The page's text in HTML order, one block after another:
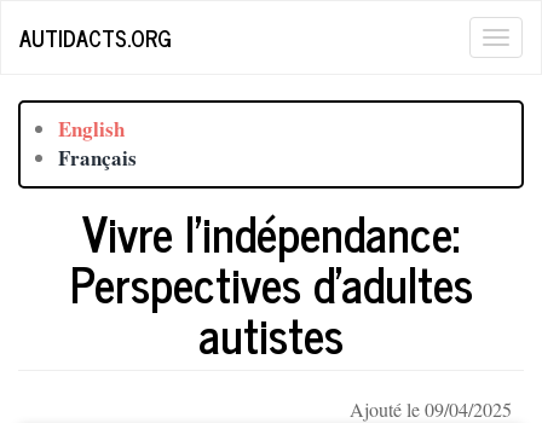
AUTIDACTS.ORG
English
Français
Vivre l'indépendance:
Perspectives d'adultes
autistes
Ajouté le 09/04/2025